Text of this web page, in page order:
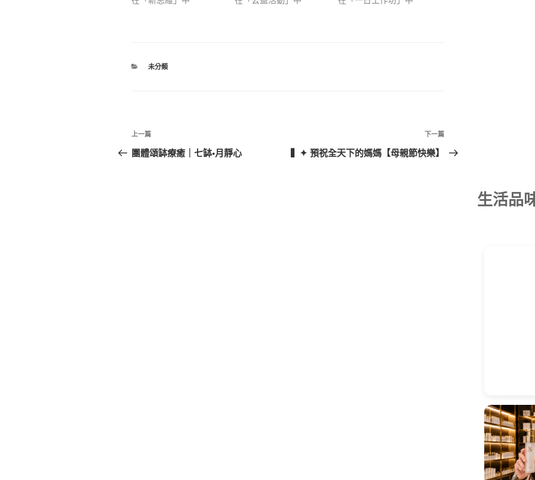
分
未分類
文
章
上
一
上一篇
團體頌缽療癒｜七缽•月靜心
下
一
下一篇
▍✦ 預祝全天下的媽媽【母親節快樂】
生活品